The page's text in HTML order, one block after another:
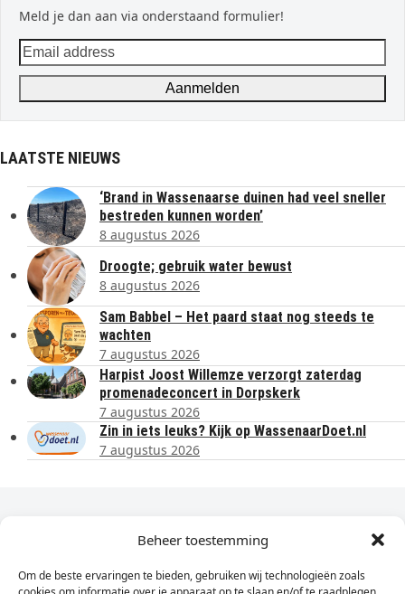
Beheer toestemming
Om de beste ervaringen te bieden, gebruiken wij technologieën zoals
Meld je dan aan via onderstaand formulier!
Email
address
Aanmelden
LAATSTE NIEUWS
‘Brand in Wassenaarse duinen had veel sneller
bestreden kunnen worden’
8 augustus 2026
Droogte; gebruik water bewust
8 augustus 2026
Sam Babbel – Het paard staat nog steeds te
wachten
7 augustus 2026
Harpist Joost Willemze verzorgt zaterdag
promenadeconcert in Dorpskerk
7 augustus 2026
Zin in iets leuks? Kijk op WassenaarDoet.nl
7 augustus 2026
Dagelijks het laatste nieuws in je e-mail?
Vul